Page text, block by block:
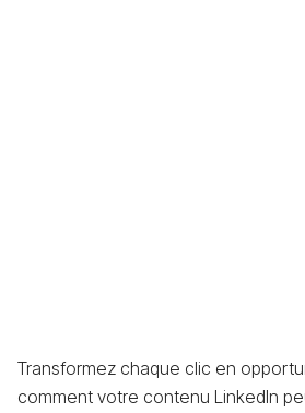
Transformez chaque clic en
comment votre contenu LinkedIn